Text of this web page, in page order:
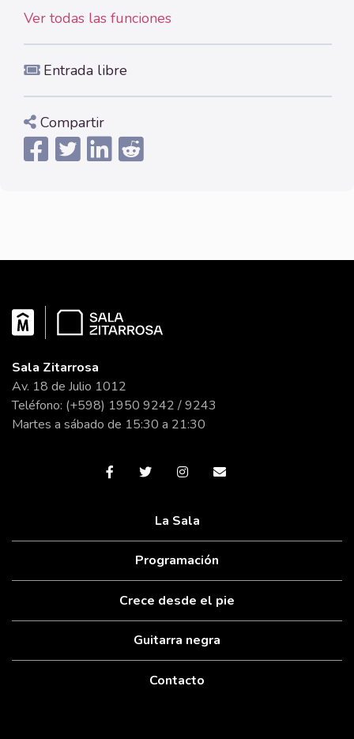
Ver todas las funciones
Entrada libre
Compartir
Sala Zitarrosa
Av. 18 de Julio 1012
Teléfono: (+598) 1950 9242 / 9243
Martes a sábado de 15:30 a 21:30
La Sala
Programación
Crece desde el pie
Guitarra negra
Contacto